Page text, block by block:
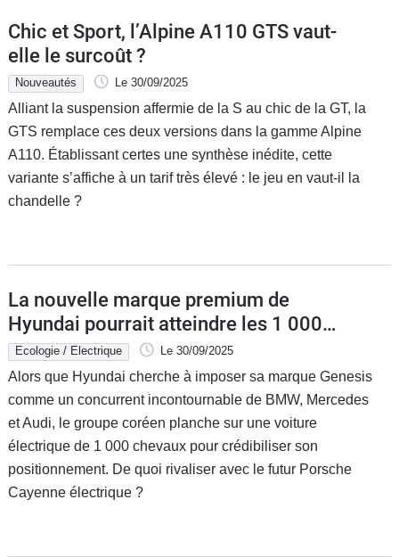
Chic et Sport, l’Alpine A110 GTS vaut-
elle le surcoût ?
Nouveautés Le 30/09/2025
Alliant la suspension affermie de la S au chic de la GT, la
GTS remplace ces deux versions dans la gamme Alpine
A110. Établissant certes une synthèse inédite, cette
variante s’affiche à un tarif très élevé : le jeu en vaut-il la
chandelle ?
La nouvelle marque premium de
Hyundai pourrait atteindre les 1 000
chevaux pour impressionner les clients
Ecologie / Electrique Le 30/09/2025
Alors que Hyundai cherche à imposer sa marque Genesis
comme un concurrent incontournable de BMW, Mercedes
et Audi, le groupe coréen planche sur une voiture
électrique de 1 000 chevaux pour crédibiliser son
positionnement. De quoi rivaliser avec le futur Porsche
Cayenne électrique ?